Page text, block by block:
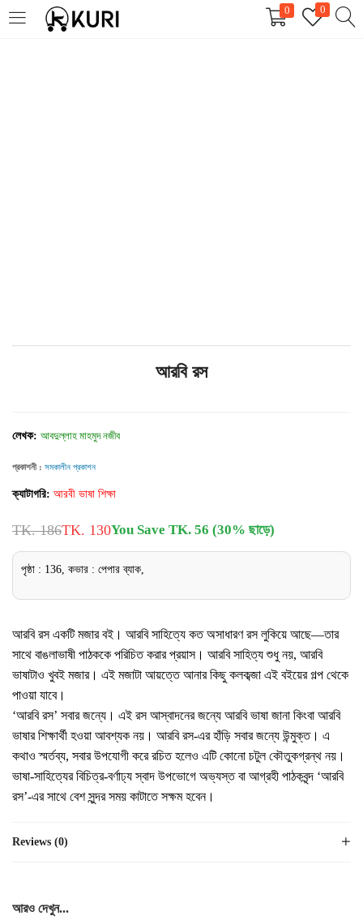
0
0
LOGIN
REGISTER
আরবি রস
লেখক: আবদুল্লাহ মাহমুদ নজীব
প্রকাশনী : সমকালীন প্রকাশন
ক্যাটাগরি: আরবী ভাষা শিক্ষা
TK. 186TK. 130You Save TK. 56 (30% ছাড়ে)
পৃষ্ঠা : 136, কভার : পেপার ব্যাক,
আরবি রস একটি মজার বই। আরবি সাহিত্যে কত অসাধারণ রস লুকিয়ে আছে—তার
সাথে বাঙলাভাষী পাঠককে পরিচিত করার প্রয়াস। আরবি সাহিত্য শুধু নয়, আরবি
ভাষাটাও খুবই মজার। এই মজাটা আয়ত্তে আনার কিছু কলকব্জা এই বইয়ের গল্প থেকে
পাওয়া যাবে।
‘আরবি রস’ সবার জন্যে। এই রস আস্বাদনের জন্যে আরবি ভাষা জানা কিংবা আরবি
ভাষার শিক্ষার্থী হওয়া আবশ্যক নয়। আরবি রস-এর হাঁড়ি সবার জন্যে উন্মুক্ত। এ
কথাও স্মর্তব্য, সবার উপযোগী করে রচিত হলেও এটি কোনো চটুল কৌতুকগ্রন্থ নয়।
ভাষা-সাহিত্যের বিচিত্র-বর্ণাঢ্য স্বাদ উপভোগে অভ্যস্ত বা আগ্রহী পাঠকবৃন্দ ‘আরবি
রস’-এর সাথে বেশ সুন্দর সময় কাটাতে সক্ষম হবেন।
Reviews (0)
আরও দেখুন...